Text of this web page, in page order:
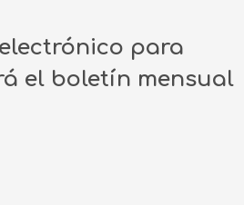
para
el boletín mensual